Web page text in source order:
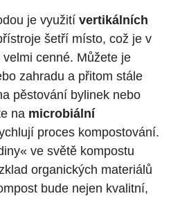
je využití vertikálních
šetří místo, ‌což je v
cenné. Můžete je
zahradu a přitom stále
‌pěstování bylinek nebo
⁣na microbiální
proces kompostování.
ve světě kompostu
organických materiálů
bude nejen kvalitní,